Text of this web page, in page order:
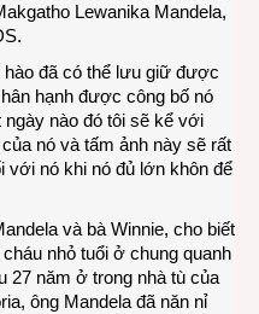
Lewanika Mandela,
hào đã có thể lưu giữ được
hạnh được công bố nó
nào đó tôi sẽ kể với
nó và tấm ảnh này sẽ rất
với nó khi nó đủ lớn khôn để
và bà Winnie, cho biết
nhỏ tuổi ở chung quanh
27 năm ở trong nhà tù của
ông Mandela đã năn nỉ